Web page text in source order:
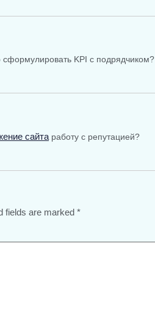
KPI с подрядчиком?
сайта работу с репутацией?
fields are marked *